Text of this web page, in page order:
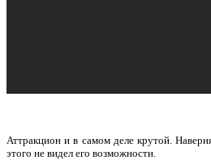
Аттракцион и в самом деле крутой.
этого не видел его возможности.